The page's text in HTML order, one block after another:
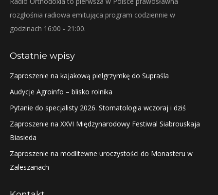
rozgłośnia radiowa emitująca program codziennie w
godzinach 16:00 - 21:00.
Ostatnie wpisy
Zaproszenie na kajakową pielgrzymkę do Supraśla
Audycje Agroinfo – blisko rolnika
Pytanie do specjalisty 2026. Stomatologia wczoraj i dziś
Zaproszenie na XXVI Międzynarodowy Festiwal Siabrouskaja
Biasieda
Zaproszenie na modlitewne uroczystości do Monasteru w
Zaleszanach